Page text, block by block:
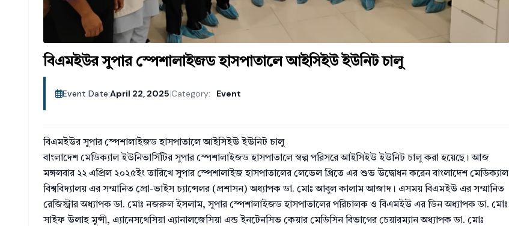
বিএমইউর সুপার স্পেশালাইজড হাসপাতালে আইসিইউ ইউনিট চালু
Event Date:April 22, 2025|Category: Event
বিএমইউর সুপার স্পেশালাইজড হাসপাতালে আইসিইউ ইউনিট চালু
বাংলাদেশ মেডিক্যাল ইউনিভার্সিটির সুপার স্পেশালাইজড হাসপাতালে স্বল্প পরিসরে আইসিইউ ইউনিট চালু করা হয়েছে। আজ
মঙ্গলবার ২২ এপ্রিল ২০২৫ইং তারিখে সুপার স্পেশালাইজ হাসপাতালের লেভেল থ্রিতে এর শুভ উদ্বোধন করেন বাংলাদেশ মেডিক্যাল
বিশ্ববিদ্যালয় এর সম্মানিত প্রো-ভাইস চ্যান্সেলর (প্রশাসন) অধ্যাপক ডা. মোঃ আবুল কালাম আজাদ। এসময় বিএমইউ এর সম্মানিত
রেজিস্ট্রার অধ্যাপক ডা. মোঃ নজরুল ইসলাম, সুপার স্পেশালাইজড হাসপাতালের পরিচালক ও বিএমইউ এর ডিন অধ্যাপক ডা. মোঃ
সাইফ উলাহ মুন্সী, এ্যানেসথেসিয়া এ্যানালজেসিয়া এন্ড ইনটেনসিভ কেয়ার মেডিসিন বিভাগের চেয়ারম্যান অধ্যাপক ডা. মোঃ